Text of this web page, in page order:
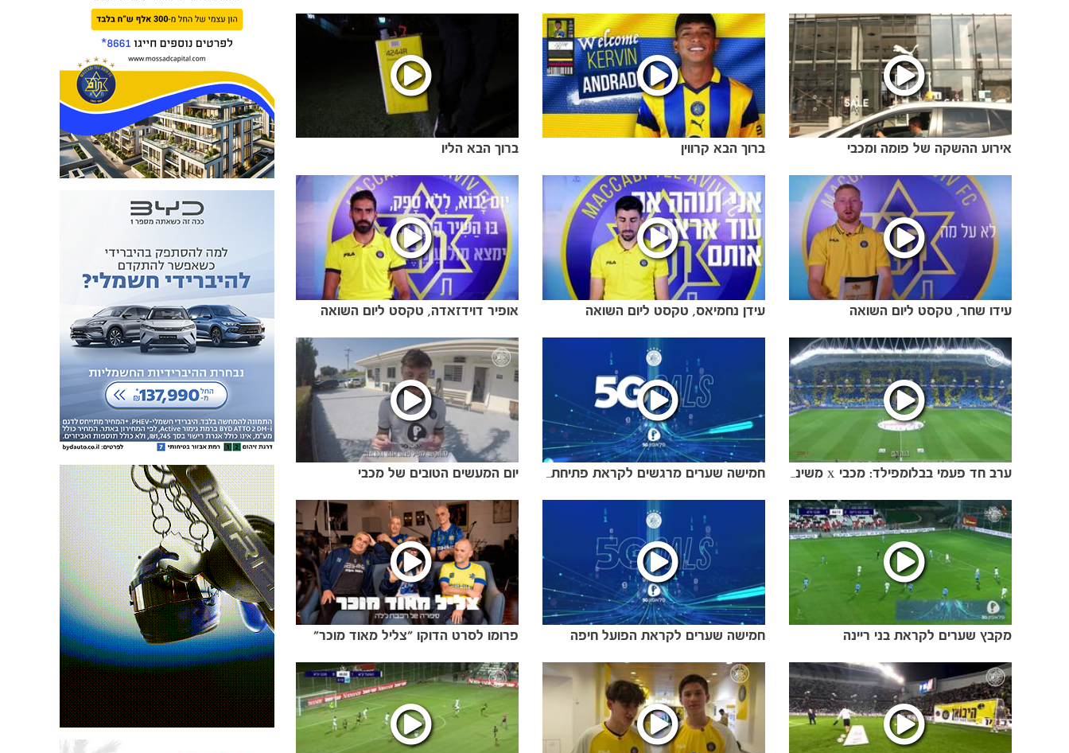
ברוך הבא הליו ברוך הבא קרווין אירוע ההשקה של פומה ומכבי
אופיר דוידזאדה, טקסט ליום השואה עידן נחמיאס, טקסט ליום השואה עידו שחר, טקסט ליום השואה
יום המעשים הטובים של מכבי חמישה שערים מרגשים לקראת פתיחת הפלייאוף ערב חד פעמי בבלומפילד: מכבי x משינה
פרומו לסרט הדוקו ״צליל מאוד מוכר״ חמישה שערים לקראת הפועל חיפה מקבץ שערים לקראת בני ריינה